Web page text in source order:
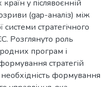
у післявоєнній
(gap-аналіз) між
стратегічного
Розглянуто роль
програм і
стратегій
формування